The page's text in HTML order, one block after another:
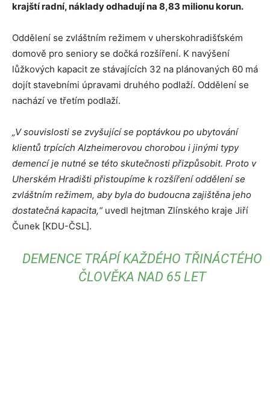
krajští radní, náklady odhadují na 8,83 milionu korun.
Oddělení se zvláštním režimem v uherskohradišťském
domově pro seniory se dočká rozšíření. K navýšení
lůžkových kapacit ze stávajících 32 na plánovaných 60 má
dojít stavebními úpravami druhého podlaží. Oddělení se
nachází ve třetím podlaží.
„V souvislosti se zvyšující se poptávkou po ubytování
klientů trpících Alzheimerovou chorobou i jinými typy
demencí je nutné se této skutečnosti přizpůsobit. Proto v
Uherském Hradišti přistoupíme k rozšíření oddělení se
zvláštním režimem, aby byla do budoucna zajištěna jeho
dostatečná kapacita,“uvedl hejtman Zlínského kraje Jiří
Čunek [KDU-ČSL].
DEMENCE TRÁPÍ KAŽDÉHO TŘINÁCTÉHO
ČLOVĚKA NAD 65 LET